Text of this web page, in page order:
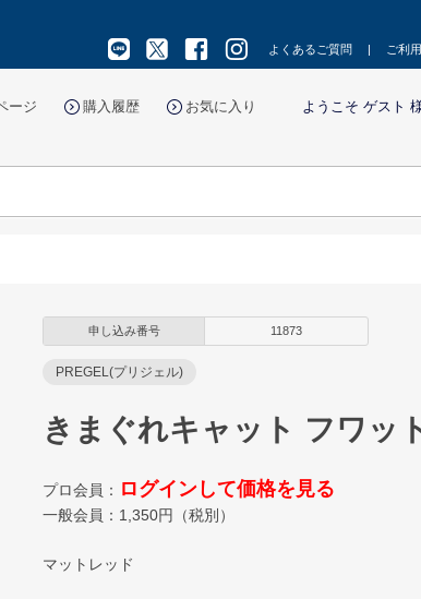
よくあるご質問 ご利
ージ 購入履歴 お気に入り ようこそ ゲスト
申し込み番号 11873
PREGEL(プリジェル)
きまぐれキャット フワッ
プロ会員： ログインして価格を見る
一般会員： 1,350円（税別）
マットレッド